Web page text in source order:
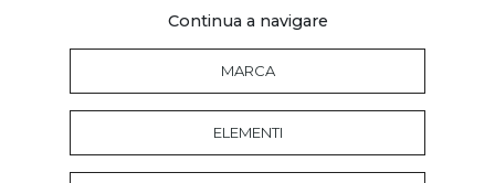
Continua a navigare
MARCA
ELEMENTI